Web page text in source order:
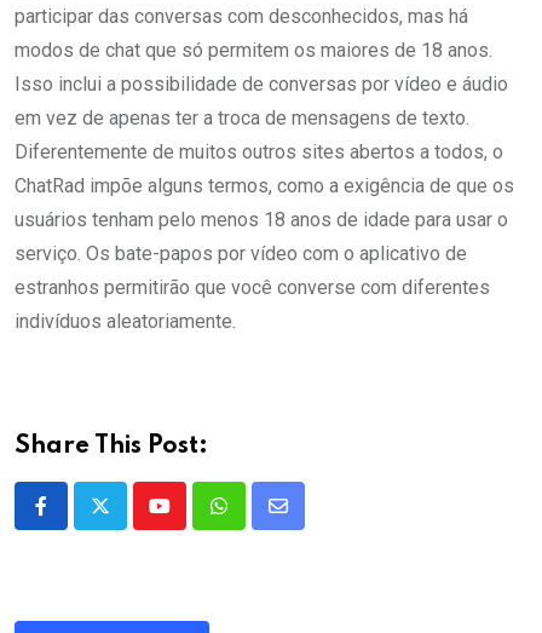
participar das conversas com desconhecidos, mas há
modos de chat que só permitem os maiores de 18 anos.
Isso inclui a possibilidade de conversas por vídeo e áudio
em vez de apenas ter a troca de mensagens de texto.
Diferentemente de muitos outros sites abertos a todos, o
ChatRad impõe alguns termos, como a exigência de que os
usuários tenham pelo menos 18 anos de idade para usar o
serviço. Os bate-papos por vídeo com o aplicativo de
estranhos permitirão que você converse com diferentes
indivíduos aleatoriamente.
Share This Post:
YoutubeWhatsappShare